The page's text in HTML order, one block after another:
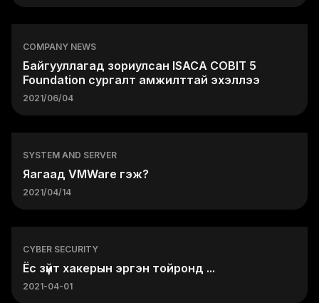
COMPANY NEWS
Байгууллагад зориулсан ISACA COBIT 5
Foundation сургалт амжилттай эхэллээ
2021/06/04
SYSTEM AND SERVER
Яагаад VMWare гэж?
2021/04/14
CYBER SECURITY
Ёс зүйт хакерын эргэн тойронд ...
2021-04-01